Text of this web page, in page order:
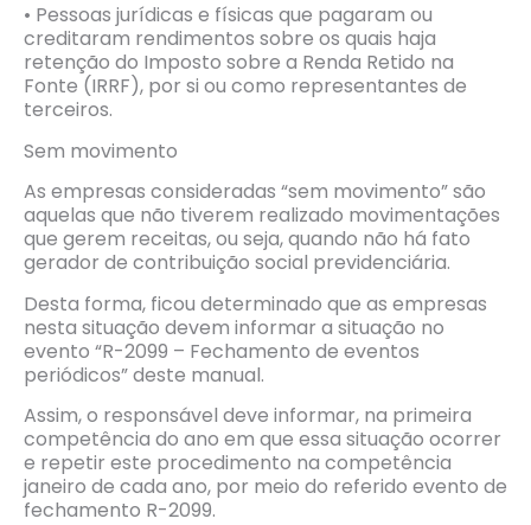
• Pessoas jurídicas e físicas que pagaram ou
creditaram rendimentos sobre os quais haja
retenção do Imposto sobre a Renda Retido na
Fonte (IRRF), por si ou como representantes de
terceiros.
Sem movimento
As empresas consideradas “sem movimento” são
aquelas que não tiverem realizado movimentações
que gerem receitas, ou seja, quando não há fato
gerador de contribuição social previdenciária.
Desta forma, ficou determinado que as empresas
nesta situação devem informar a situação no
evento “R-2099 – Fechamento de eventos
periódicos” deste manual.
Assim, o responsável deve informar, na primeira
competência do ano em que essa situação ocorrer
e repetir este procedimento na competência
janeiro de cada ano, por meio do referido evento de
fechamento R-2099.